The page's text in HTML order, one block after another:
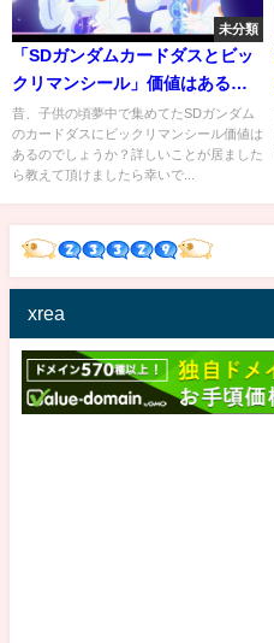
未分類
「SDガンダムカードダスとビッ
クリマンシール」価値はあるの
か高値で売れるのか？ 箱入り
息子の気まぐれチャンネル
昔、子供の頃夢中で集めてたSDガンダム
のカードダスにビックリマンシール価値は
あるのでしょうか？詳しいことが居ました
ら教えて頂けましたら幸いで...
xrea